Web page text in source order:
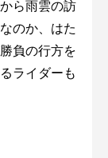
ら雨雲の訪
のか、はた
負の行方を
ライダーも